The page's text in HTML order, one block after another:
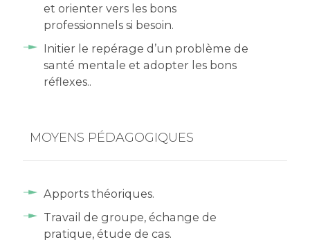
et orienter vers les bons
professionnels si besoin.
Initier le repérage d’un problème de
santé mentale et adopter les bons
réflexes..
MOYENS PÉDAGOGIQUES
Apports théoriques.
Travail de groupe, échange de
pratique, étude de cas.